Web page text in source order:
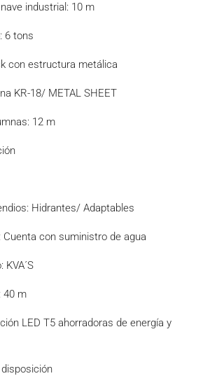
industrial: 10 m
6 tons
con estructura metálica
KR-18/ METAL SHEET
12 m
Hidrantes/ Adaptables
con suministro de agua
40 m
LED T5 ahorradoras de energía y